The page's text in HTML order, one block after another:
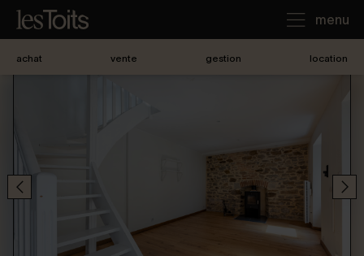
menu
achat vente gestion location